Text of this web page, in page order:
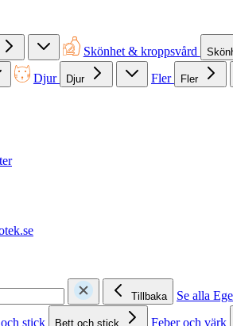
Skönhet & kroppsvård
Djur Djur Fler Fler
Tillbaka
Se alla
stick Bett och stick Feber och värk